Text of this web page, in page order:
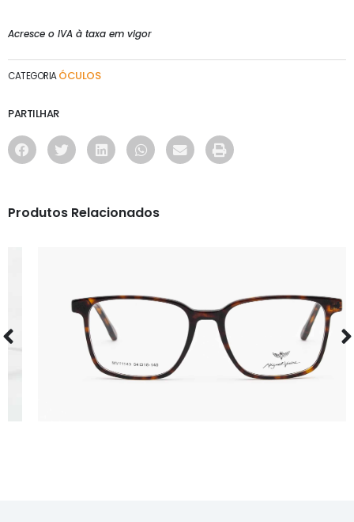
Acresce o IVA à taxa em vigor
CATEGORIA ÓCULOS
PARTILHAR
Produtos Relacionados
ÓCULOS
MV11143